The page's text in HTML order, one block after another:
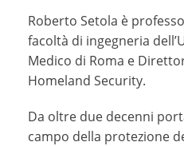
Roberto Setola è
facoltà di ingegneria
Medico di Roma e
Homeland Security.
Da oltre due decenni
campo della protezione